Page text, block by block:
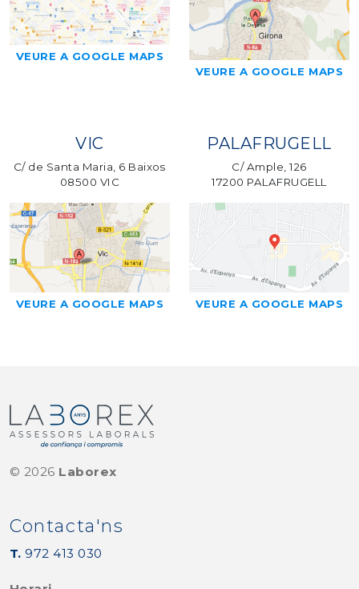
VEURE A GOOGLE MAPS
VEURE A GOOGLE MAPS
VIC
C/ de Santa Maria, 6 Baixos
08500 VIC
VEURE A GOOGLE MAPS
PALAFRUGELL
C/ Ample, 126
17200 PALAFRUGELL
VEURE A GOOGLE MAPS
© 2026 Laborex
Contacta'ns
T.972 413 030